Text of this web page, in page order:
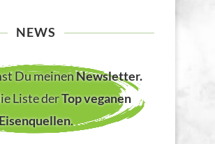
NEWS
Du meinenNewsletter.
Liste derTop veganen
.